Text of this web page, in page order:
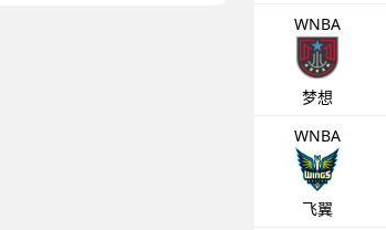
WNBA
梦想
WNBA
飞翼